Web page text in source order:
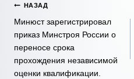
Навигация
по
записям
НАЗАД
Минюст зарегистрировал
приказ Минстроя России о
переносе срока
прохождения независимой
оценки квалификации.